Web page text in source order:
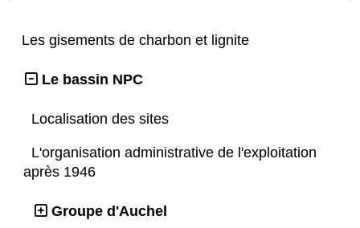
Les gisements de charbon et lignite
Le bassin NPC
Localisation des sites
L'organisation administrative de l'exploitation
après 1946
Groupe d'Auchel